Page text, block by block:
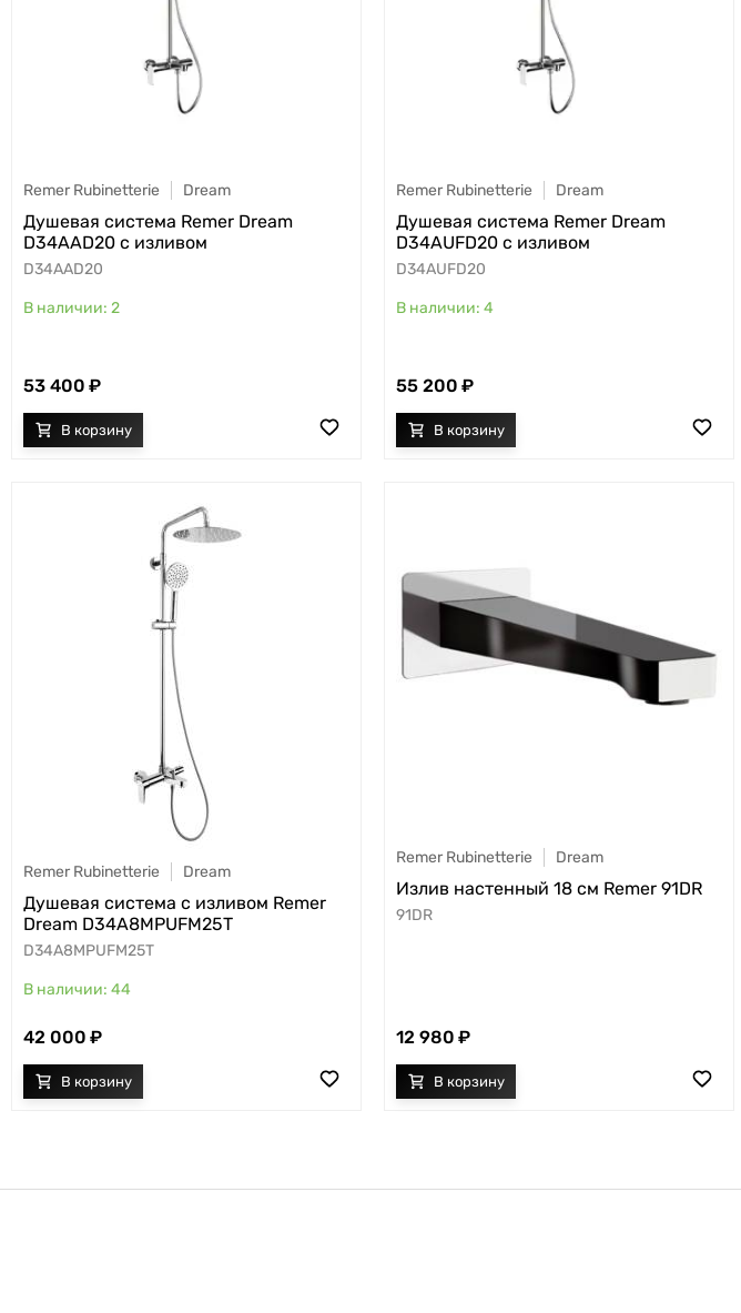
Remer Rubinetterie Dream
Душевая система Remer Dream
D34AAD20 с изливом
D34AAD20
2
53 400
Remer Rubinetterie Dream
Душевая система Remer Dream
D34AUFD20 с изливом
D34AUFD20
4
55 200
Remer Rubinetterie Dream
Душевая система с изливом Remer
Dream D34A8MPUFM25T
D34A8MPUFM25T
44
42 000
Remer Rubinetterie Dream
Излив настенный 18 см Remer 91DR
91DR
12 980